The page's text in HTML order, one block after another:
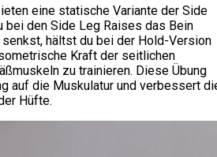
eine statische Variante der Side
bei den Side Leg Raises das Bein
hältst du bei der Hold-Version
Kraft der seitlichen
zu trainieren. Diese Übung
auf die Muskulatur und verbessert
Hüfte.